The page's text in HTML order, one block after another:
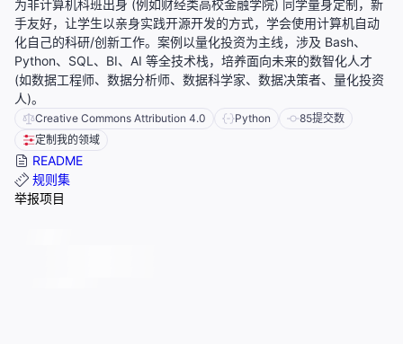
为非计算机科班出身 (例如财经类高校金融学院) 同学量身定制，新
手友好，让学生以亲身实践开源开发的方式，学会使用计算机自动
化自己的科研/创新工作。案例以量化投资为主线，涉及 Bash、
Python、SQL、BI、AI 等全技术栈，培养面向未来的数智化人才
(如数据工程师、数据分析师、数据科学家、数据决策者、量化投资
人)。
Creative Commons Attribution 4.0 Python 85提交数
定制我的领域
README
规则集
举报项目